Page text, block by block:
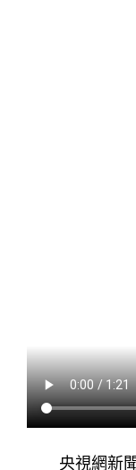
央視網新